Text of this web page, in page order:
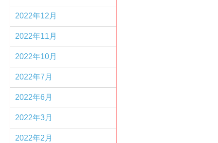
2022年12月
2022年11月
2022年10月
2022年7月
2022年6月
2022年3月
2022年2月